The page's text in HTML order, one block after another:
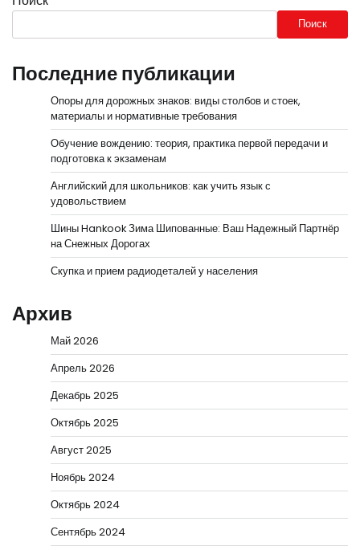
Поиск
Последние публикации
Опоры для дорожных знаков: виды столбов и стоек,
материалы и нормативные требования
Обучение вождению: теория, практика первой передачи и
подготовка к экзаменам
Английский для школьников: как учить язык с
удовольствием
Шины Hankook Зима Шипованные: Ваш Надежный Партнёр
на Снежных Дорогах
Скупка и прием радиодеталей у населения
Архив
Май 2026
Апрель 2026
Декабрь 2025
Октябрь 2025
Август 2025
Ноябрь 2024
Октябрь 2024
Сентябрь 2024